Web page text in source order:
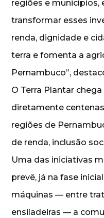
regiões e municípios,
transformar esses
renda, dignidade e
terra e fomenta a
Pernambuco”,
O Terra Plantar
diretamente
regiões de
de renda, inclusão
Uma das iniciativas
prevê, já na fase
máquinas — entre
ensiladeiras — a